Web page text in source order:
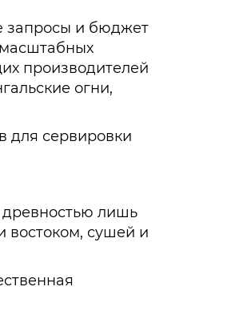
запросы и бюджет
масштабных
производителей
огни,
для сервировки
древностью лишь
сушей и